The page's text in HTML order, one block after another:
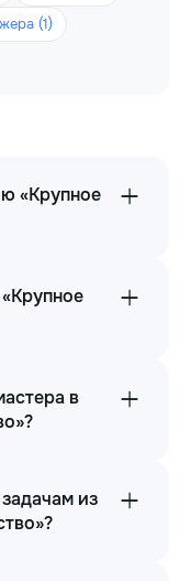
(1)
«Крупное
в
из